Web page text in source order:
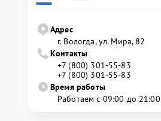
Адрес
г. Вологда, ул. Мира, 82
Контакты
+7 (800) 301-55-83
+7 (800) 301-55-83
Время работы
Работаем с 09:00 до 21:00